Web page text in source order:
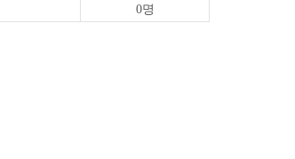
0명